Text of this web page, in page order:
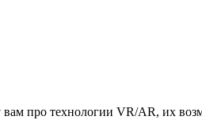
вам про технологии VR/AR, их